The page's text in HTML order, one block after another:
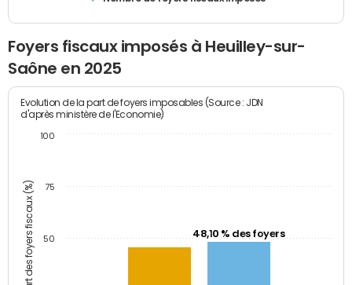
Foyers fiscaux imposés à Heuilley-sur-
Saône en 2025
Part des foyers fiscaux (%)
Evolution de la part de foyers imposables (Source : JDN
d'après ministère de l'Economie)
48,10 % des foyers
50
75
100